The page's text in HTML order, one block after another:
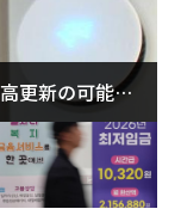
更新の可能性